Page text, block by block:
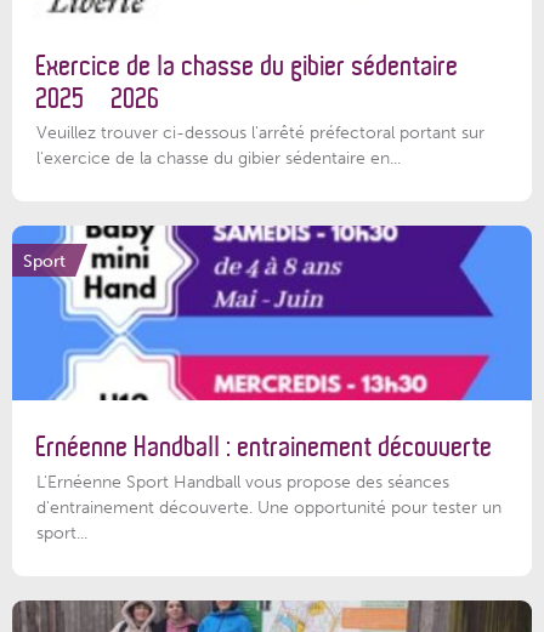
Exercice de la chasse du gibier sédentaire
2025 – 2026
Veuillez trouver ci-dessous l'arrêté préfectoral portant sur
l'exercice de la chasse du gibier sédentaire en...
Sport
Ernéenne Handball : entrainement découverte
L'Ernéenne Sport Handball vous propose des séances
d'entrainement découverte. Une opportunité pour tester un
sport...